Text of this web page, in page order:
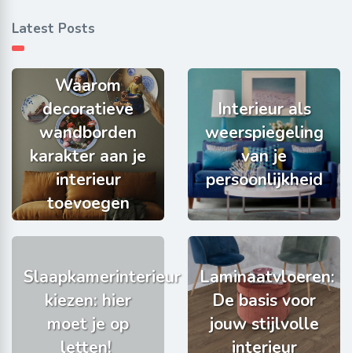
Latest Posts
Waarom
decoratieve
wandborden
karakter aan je
interieur
toevoegen
Interieur als
weerspiegeling
van je
persoonlijkheid
Slaapkamerinterieur
kiezen: hier
moet je op
letten!
Laminaatvloeren:
De basis voor
jouw stijlvolle
interieur